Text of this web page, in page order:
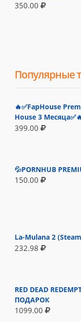
350.00
Популярные
🔥✅FapHouse
House 3
399.00
💦PORNHUB
150.00
La-Mulana 2
232.98
RED DEAD
ПОДАРОК
1099.00